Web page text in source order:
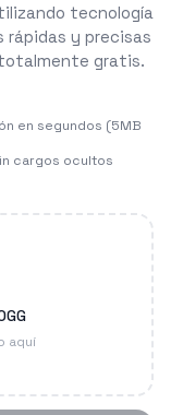
tecnología
rápidas y precisas
gratis.
en segundos (5MB
cargos ocultos
aquí